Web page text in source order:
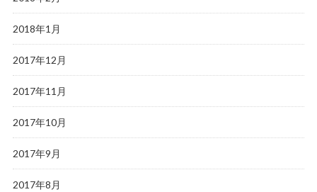
2018年1月
2017年12月
2017年11月
2017年10月
2017年9月
2017年8月